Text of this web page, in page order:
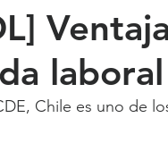
Chile es uno de